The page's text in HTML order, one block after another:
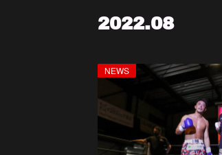
2022.08
NEWS